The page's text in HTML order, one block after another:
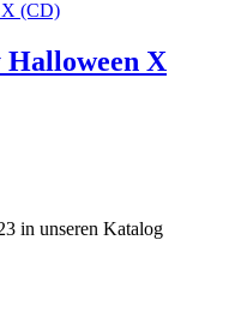
Halloween X
in unseren Katalog